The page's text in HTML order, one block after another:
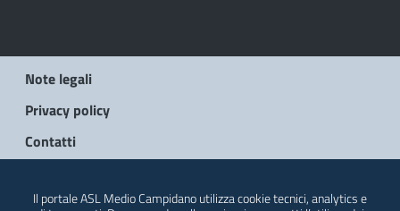
Note legali
Privacy policy
Contatti
Il portale ASL Medio Campidano utilizza cookie tecnici, analytics e